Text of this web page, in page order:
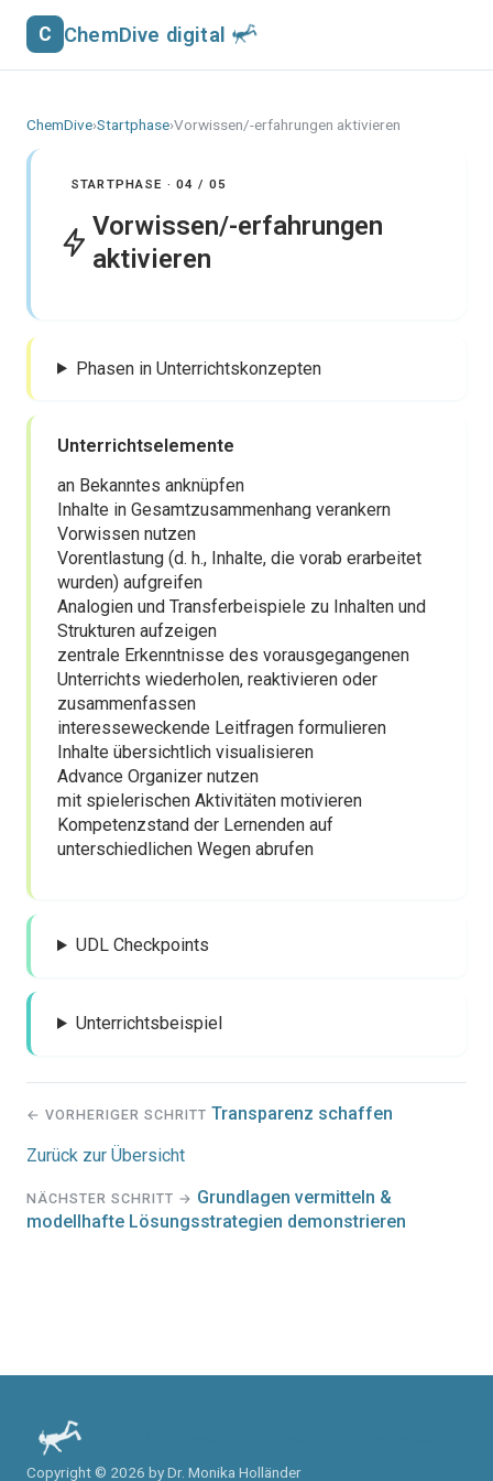
C ChemDive digital
ChemDive›Startphase›Vorwissen/-erfahrungen aktivieren
STARTPHASE · 04 / 05
Vorwissen/-erfahrungen
aktivieren
Phasen in Unterrichtskonzepten
Unterrichtselemente
an Bekanntes anknüpfen
Inhalte in Gesamtzusammenhang verankern
Vorwissen nutzen
Vorentlastung (d. h., Inhalte, die vorab erarbeitet
wurden) aufgreifen
Analogien und Transferbeispiele zu Inhalten und
Strukturen aufzeigen
zentrale Erkenntnisse des vorausgegangenen
Unterrichts wiederholen, reaktivieren oder
zusammenfassen
interesseweckende Leitfragen formulieren
Inhalte übersichtlich visualisieren
Advance Organizer nutzen
mit spielerischen Aktivitäten motivieren
Kompetenzstand der Lernenden auf
unterschiedlichen Wegen abrufen
UDL Checkpoints
Unterrichtsbeispiel
← VORHERIGER SCHRITT Transparenz schaffen
Zurück zur Übersicht
NÄCHSTER SCHRITT → Grundlagen vermitteln &
modellhafte Lösungsstrategien demonstrieren
Copyright © 2026 by Dr. Monika Holländer